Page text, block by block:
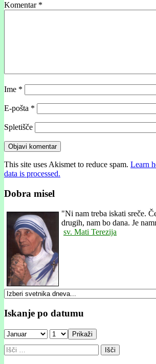
Komentar *
Ime *
E-pošta *
Spletišče
This site uses Akismet to reduce spam. Learn
data is processed.
Dobra misel
"Ni nam treba iskati sreče.
drugih, nam bo dana. Je
sv. Mati Terezija
Iskanje po datumu
Prikaži
Išči: